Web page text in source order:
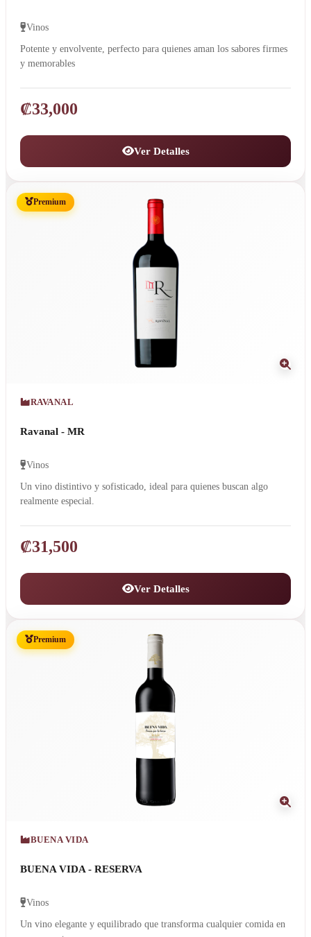
Vinos
Potente y envolvente, perfecto para quienes aman los sabores firmes
y memorables
₡33,000
Ver Detalles
Premium
RAVANAL
Ravanal - MR
Vinos
Un vino distintivo y sofisticado, ideal para quienes buscan algo
realmente especial.
₡31,500
Ver Detalles
Premium
BUENA VIDA
BUENA VIDA - RESERVA
Vinos
Un vino elegante y equilibrado que transforma cualquier comida en